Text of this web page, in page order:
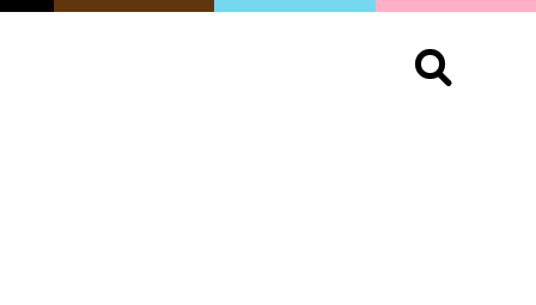
Buscar: